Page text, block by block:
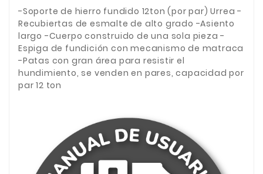
-Soporte de hierro fundido 12ton (por par) Urrea -
Recubiertas de esmalte de alto grado -Asiento
largo -Cuerpo construido de una sola pieza -
Espiga de fundición con mecanismo de matraca
-Patas con gran área para resistir el
hundimiento, se venden en pares, capacidad por
par 12 ton